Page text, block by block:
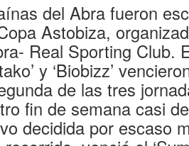
del Abra fueron
Astobiza,
Real Sporting Club.
y ‘Biobizz’
de las tres
fin de semana casi
decidida por escaso